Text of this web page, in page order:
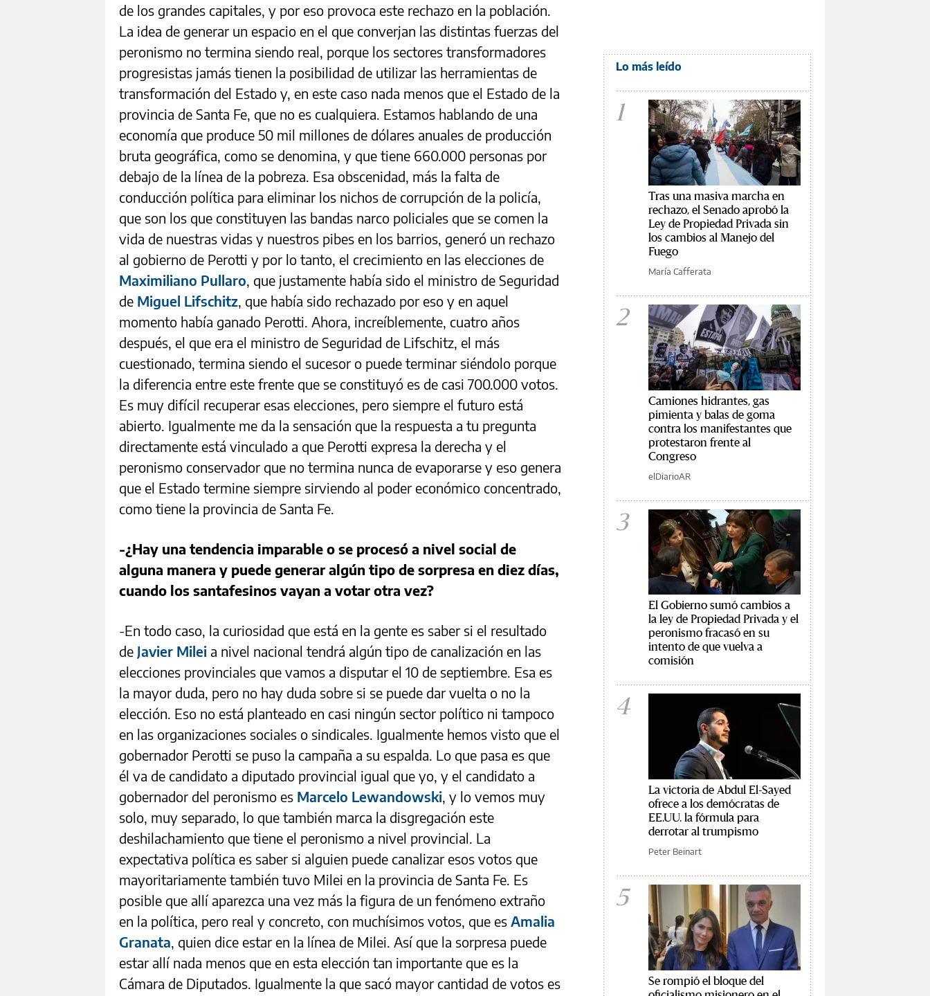
de los grandes capitales, y por eso provoca este rechazo en la población.
La idea de generar un espacio en el que converjan las distintas fuerzas del
peronismo no termina siendo real, porque los sectores transformadores
progresistas jamás tienen la posibilidad de utilizar las herramientas de
transformación del Estado y, en este caso nada menos que el Estado de la
provincia de Santa Fe, que no es cualquiera. Estamos hablando de una
economía que produce 50 mil millones de dólares anuales de producción
bruta geográfica, como se denomina, y que tiene 660.000 personas por
debajo de la línea de la pobreza. Esa obscenidad, más la falta de
conducción política para eliminar los nichos de corrupción de la policía,
que son los que constituyen las bandas narco policiales que se comen la
vida de nuestras vidas y nuestros pibes en los barrios, generó un rechazo
al gobierno de Perotti y por lo tanto, el crecimiento en las elecciones de
Maximiliano Pullaro, que justamente había sido el ministro de Seguridad
de Miguel Lifschitz, que había sido rechazado por eso y en aquel
momento había ganado Perotti. Ahora, increíblemente, cuatro años
después, el que era el ministro de Seguridad de Lifschitz, el más
cuestionado, termina siendo el sucesor o puede terminar siéndolo porque
la diferencia entre este frente que se constituyó es de casi 700.000 votos.
Es muy difícil recuperar esas elecciones, pero siempre el futuro está
abierto. Igualmente me da la sensación que la respuesta a tu pregunta
directamente está vinculado a que Perotti expresa la derecha y el
peronismo conservador que no termina nunca de evaporarse y eso genera
que el Estado termine siempre sirviendo al poder económico concentrado,
como tiene la provincia de Santa Fe.
-¿Hay una tendencia imparable o se procesó a nivel social de
alguna manera y puede generar algún tipo de sorpresa en diez días,
cuando los santafesinos vayan a votar otra vez?
-En todo caso, la curiosidad que está en la gente es saber si el resultado
de Javier Milei a nivel nacional tendrá algún tipo de canalización en las
elecciones provinciales que vamos a disputar el 10 de septiembre. Esa es
la mayor duda, pero no hay duda sobre si se puede dar vuelta o no la
elección. Eso no está planteado en casi ningún sector político ni tampoco
en las organizaciones sociales o sindicales. Igualmente hemos visto que el
gobernador Perotti se puso la campaña a su espalda. Lo que pasa es que
él va de candidato a diputado provincial igual que yo, y el candidato a
gobernador del peronismo es Marcelo Lewandowski, y lo vemos muy
solo, muy separado, lo que también marca la disgregación este
deshilachamiento que tiene el peronismo a nivel provincial. La
expectativa política es saber si alguien puede canalizar esos votos que
mayoritariamente también tuvo Milei en la provincia de Santa Fe. Es
posible que allí aparezca una vez más la figura de un fenómeno extraño
en la política, pero real y concreto, con muchísimos votos, que es Amalia
Granata, quien dice estar en la línea de Milei. Así que la sorpresa puede
estar allí nada menos que en esta elección tan importante que es la
Cámara de Diputados. Igualmente la que sacó mayor cantidad de votos es
Lo más leído
1
Tras una masiva marcha en
rechazo, el Senado aprobó la
Ley de Propiedad Privada sin
los cambios al Manejo del
Fuego
María Cafferata
2
Camiones hidrantes, gas
pimienta y balas de goma
contra los manifestantes que
protestaron frente al
Congreso
elDiarioAR
3
El Gobierno sumó cambios a
la ley de Propiedad Privada y el
peronismo fracasó en su
intento de que vuelva a
comisión
4
La victoria de Abdul El-Sayed
ofrece a los demócratas de
EE.UU. la fórmula para
derrotar al trumpismo
Peter Beinart
5
Se rompió el bloque del